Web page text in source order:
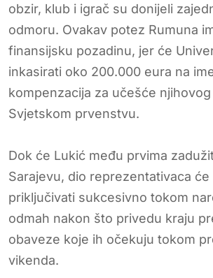
obzir, klub i igrač su donijeli
odmoru. Ovakav potez Rumuna
finansijsku pozadinu, jer će
inkasirati oko 200.000 eura na
kompenzacija za učešće
Svjetskom prvenstvu.
Dok će Lukić među prvima
Sarajevu, dio reprezentativaca
priključivati sukcesivno tokom
odmah nakon što privedu kraju
obaveze koje ih očekuju tokom
vikenda.